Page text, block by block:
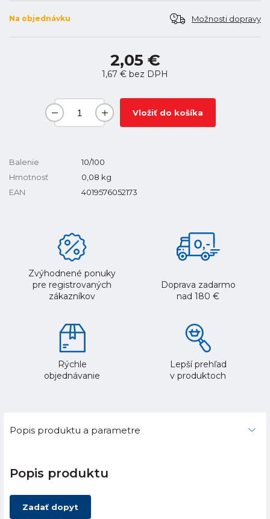
Na objednávku Možnosti dopravy
2,05 €
1,67 € bez DPH
Vložiť do košíka
Balenie
10/100
Hmotnosť
0,08 kg
EAN
4019576052173
Zvýhodnené ponuky
pre registrovaných
zákazníkov
Doprava zadarmo
nad 180 €
Rýchle
objednávanie
Lepší prehľad
v produktoch
Popis produktu a parametre
Popis produktu
Zadať dopyt